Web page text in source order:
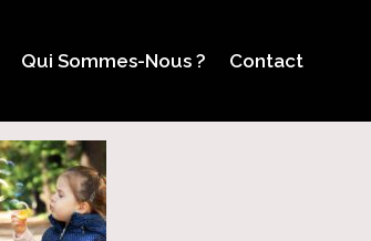
Qui Sommes-Nous ? Contact